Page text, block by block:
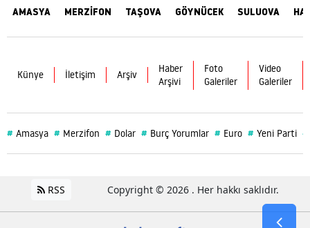
AMASYA MERZİFON TAŞOVA GÖYNÜCEK SULUOVA
Künye İletişim Arşiv
Haber
Arşivi
Foto
Galeriler
Video
Galeriler
# Amasya # Merzifon # Dolar # Burç Yorumlar # Euro # Yeni Parti #
RSS Copyright © 2026 . Her hakkı saklıdır.